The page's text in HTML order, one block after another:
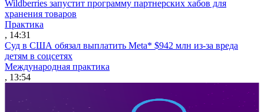
Wildberries запустит программу партнерских хабов для
хранения товаров
Практика
, 14:31
Суд в США обязал выплатить Meta* $942 млн из-за вреда
детям в соцсетях
Международная практика
, 13:54